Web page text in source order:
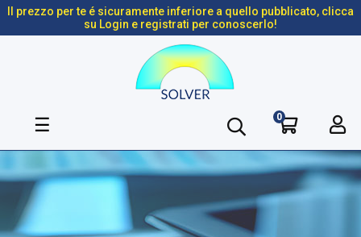
Il prezzo per te é sicuramente inferiore a quello pubblicato, clicca
su Login e registrati per conoscerlo!
navigazione
☰ 0